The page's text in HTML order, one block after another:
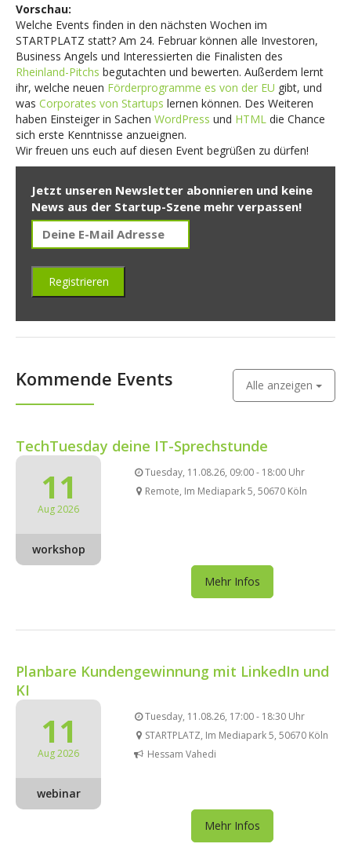
Vorschau:
Welche Events finden in den nächsten Wochen im
STARTPLATZ statt? Am 24. Februar können alle Investoren,
Business Angels und Interessierten die Finalisten des
Rheinland-Pitchs begutachten und bewerten. Außerdem lernt
ihr, welche neuen Förderprogramme es von der EU gibt, und
was Corporates von Startups lernen können. Des Weiteren
haben Einsteiger in Sachen WordPress und HTML die Chance
sich erste Kenntnisse anzueignen.
Wir freuen uns euch auf diesen Event begrüßen zu dürfen!
Jetzt unseren Newsletter abonnieren und keine
News aus der Startup-Szene mehr verpassen!
Kommende Events Alle anzeigen
TechTuesday deine IT-Sprechstunde
11
Aug 2026
workshop
Tuesday, 11.08.26, 09:00 - 18:00 Uhr
Remote, Im Mediapark 5, 50670 Köln
Mehr Infos
Planbare Kundengewinnung mit LinkedIn und
KI
11
Aug 2026
webinar
Tuesday, 11.08.26, 17:00 - 18:30 Uhr
STARTPLATZ, Im Mediapark 5, 50670 Köln
Hessam Vahedi
Mehr Infos